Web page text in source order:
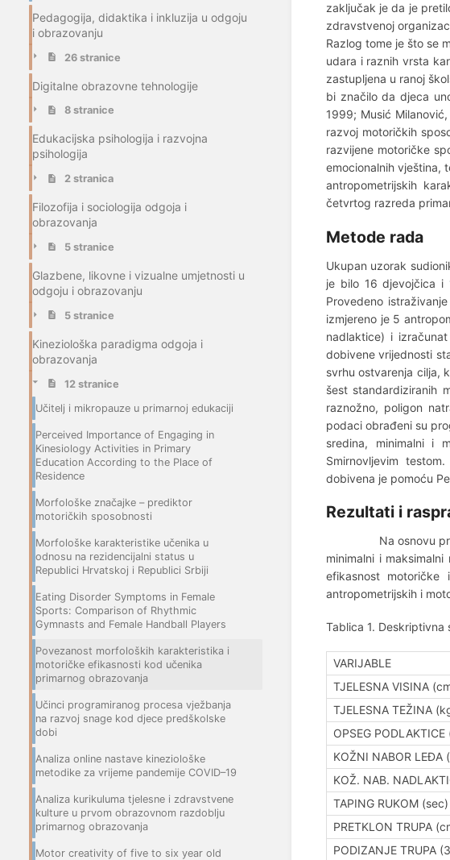
Pedagogija, didaktika i inkluzija u odgoju
i obrazovanju
26 stranice
Digitalne obrazovne tehnologije
8 stranice
Edukacijska psihologija i razvojna
psihologija
2 stranica
Filozofija i sociologija odgoja i
obrazovanja
5 stranice
Glazbene, likovne i vizualne umjetnosti u
odgoju i obrazovanju
5 stranice
Kineziološka paradigma odgoja i
obrazovanja
12 stranice
Učitelj i mikropauze u primarnoj edukaciji
Perceived Importance of Engaging in
Kinesiology Activities in Primary
Education According to the Place of
Residence
Morfološke značajke – prediktor
motoričkih sposobnosti
Morfološke karakteristike učenika u
odnosu na rezidencijalni status u
Republici Hrvatskoj i Republici Srbiji
Eating Disorder Symptoms in Female
Sports: Comparison of Rhythmic
Gymnasts and Female Handball Players
Povezanost morfoloških karakteristika i
motoričke efikasnosti kod učenika
primarnog obrazovanja
Učinci programiranog procesa vježbanja
na razvoj snage kod djece predškolske
dobi
Analiza online nastave kineziološke
metodike za vrijeme pandemije COVID–19
Analiza kurikuluma tjelesne i zdravstvene
kulture u prvom obrazovnom razdoblju
primarnog obrazovanja
Motor creativity of five to six year old
zaključak je da je
zdravstvenoj
Razlog tome je što se
udara i raznih vrsta
zastupljena u ranoj
bi značilo da djeca
1999; Musić
razvoj motoričkih
razvijene motoričke
emocionalnih vještina,
antropometrijskih
četvrtog razreda
Metode rada
Ukupan uzorak
je bilo 16 djevojčica i
Provedeno
izmjereno je 5
nadlaktice) i
dobivene vrijednosti
svrhu ostvarenja cilja,
šest standardiziranih
raznožno, poligon
podaci obrađeni su
sredina, minimalni i
Smirnovljevim
dobivena je pomoću
Rezultati i
Na osnovu
minimalni i
efikasnost
antropometrijskih i
Tablica 1.
VARIJABLE
TJELESNA VISINA
TJELESNA TEŽINA
OPSEG PODLAKTICE
KOŽNI NABOR LEĐA
KOŽ. NAB.
TAPING RUKOM (sec)
PRETKLON TRUPA
PODIZANJE TRUPA